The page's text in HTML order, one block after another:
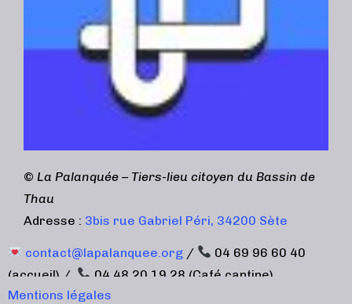
© La Palanquée – Tiers-lieu citoyen du Bassin de
Thau
Adresse : 3bis rue Gabriel Péri, 34200 Sète
contact@lapalanquee.org /
04 69 96 60 40
(accueil) /
04 48 20 19 28 (Café cantine)
Mentions légales